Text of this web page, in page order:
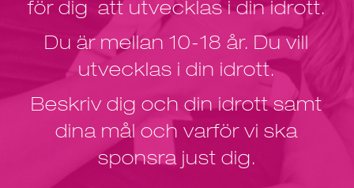
för dig att utvecklas i din idrott.
Du är mellan 10-18 år. Du vill
utvecklas i din idrott.
Beskriv dig och din idrott samt
dina mål och varför vi ska
sponsra just dig.